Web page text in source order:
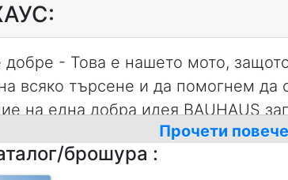
добре - Това е нашето мото,
всяко търсене и да помогнем да
на една добра идея BAUHAUS
година. Тя отдавна се е
повече от 50 години е търсил
Прочети повече
брошура :